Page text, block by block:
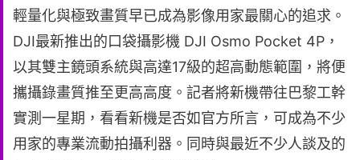
輕量化與極致畫質早已成為影像用家最關心的追求。
DJI最新推出的口袋攝影機 DJI Osmo Pocket 4P，
以其雙主鏡頭系統與高達17級的超高動態範圍，將便
攜攝錄畫質推至更高高度。記者將新機帶往巴黎工幹
實測一星期，看看新機是否如官方所言，可成為不少
用家的專業流動拍攝利器。同時與最近不少人談及的